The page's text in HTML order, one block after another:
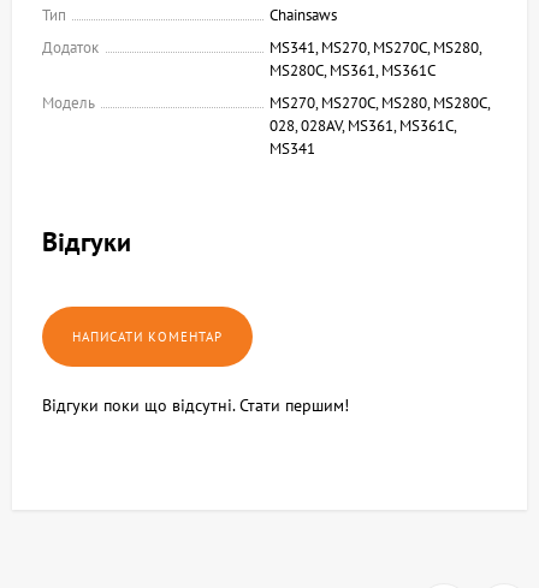
Тип
Chainsaws
Додаток
MS341, MS270, MS270C, MS280,
MS280C, MS361, MS361C
Модель
MS270, MS270C, MS280, MS280C,
028, 028AV, MS361, MS361C,
MS341
Відгуки
Відгуки поки що відсутні. Стати першим!